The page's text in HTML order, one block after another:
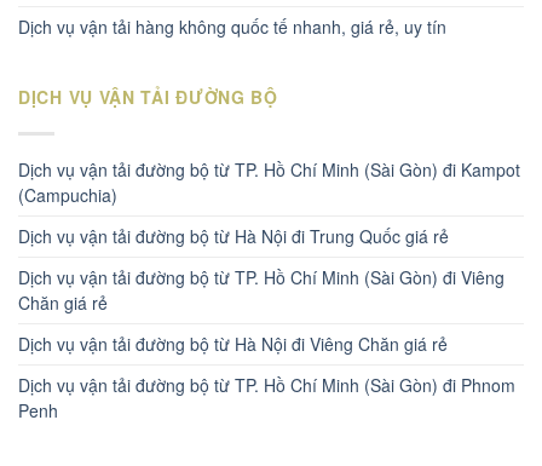
Dịch vụ vận tải hàng không quốc tế nhanh, giá rẻ, uy tín
DỊCH VỤ VẬN TẢI ĐƯỜNG BỘ
Dịch vụ vận tải đường bộ từ TP. Hồ Chí Minh (Sài Gòn) đi Kampot
(Campuchia)
Dịch vụ vận tải đường bộ từ Hà Nội đi Trung Quốc giá rẻ
Dịch vụ vận tải đường bộ từ TP. Hồ Chí Minh (Sài Gòn) đi Viêng
Chăn giá rẻ
Dịch vụ vận tải đường bộ từ Hà Nội đi Viêng Chăn giá rẻ
Dịch vụ vận tải đường bộ từ TP. Hồ Chí Minh (Sài Gòn) đi Phnom
Penh